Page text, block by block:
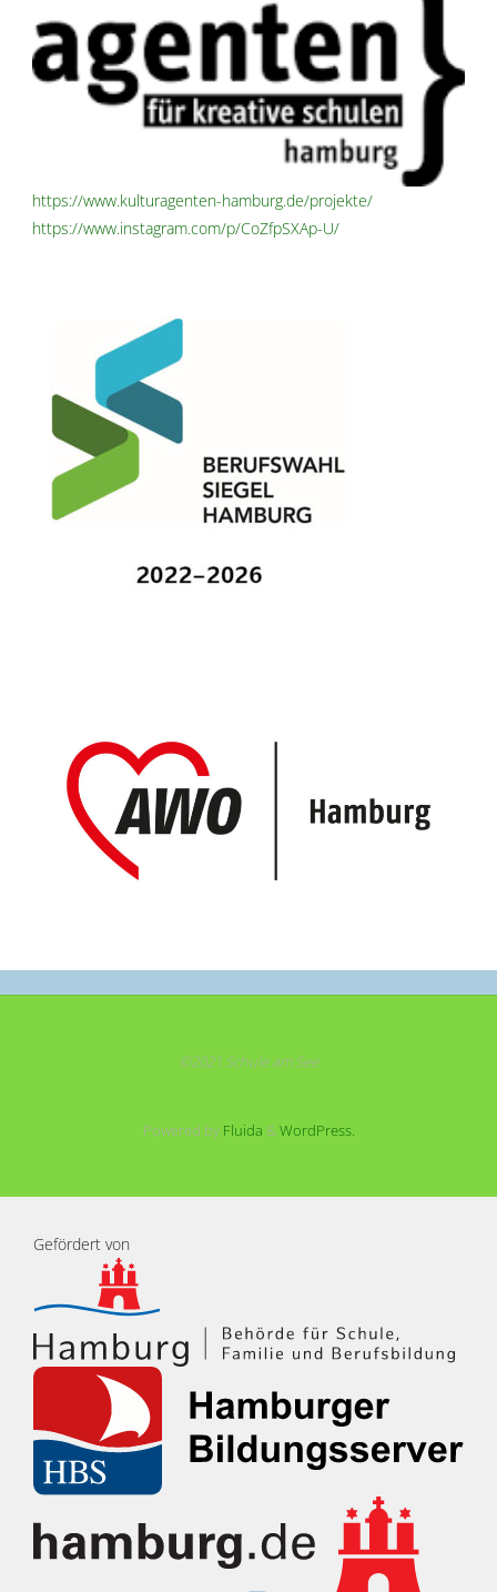
https://www.kulturagenten-hamburg.de/projekte/
https://www.instagram.com/p/CoZfpSXAp-U/
©2021 Schule am See
Powered byFluida &WordPress.
Gefördert von